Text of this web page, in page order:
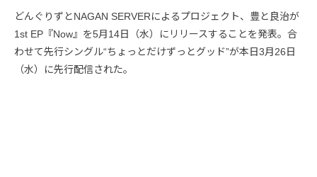
どんぐりずとNAGAN SERVERによるプロジェクト、豊と良治が
1st EP『Now』を5月14日（水）にリリースすることを発表。合
わせて先行シングル“ちょっとだけずっとグッド”が本日3月26日
（水）に先行配信された。